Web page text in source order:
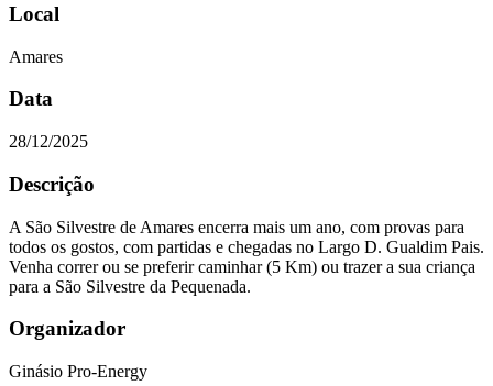
Local
Amares
Data
28/12/2025
Descrição
A São Silvestre de Amares encerra mais um ano, com provas para
todos os gostos, com partidas e chegadas no Largo D. Gualdim Pais.
Venha correr ou se preferir caminhar (5 Km) ou trazer a sua criança
para a São Silvestre da Pequenada.
Organizador
Ginásio Pro-Energy